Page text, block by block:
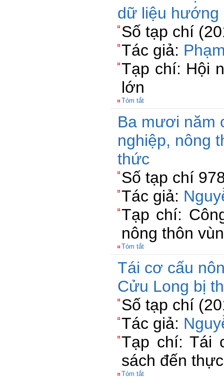
dữ liệu
Số tạp chí
Tác giả:
Tạp chí: Hội
lớn
Tóm tắt
Ba mươi năm
nghiệp, nông
thức
Số tạp chí
Tác giả:
Tạp chí:
nông thôn
Tóm tắt
Tái cơ cấu
Cửu Long bị
Số tạp chí
Tác giả:
Tạp chí: Tái
sách đến
Tóm tắt